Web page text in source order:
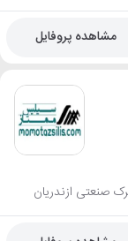
مشاهده پروفایل